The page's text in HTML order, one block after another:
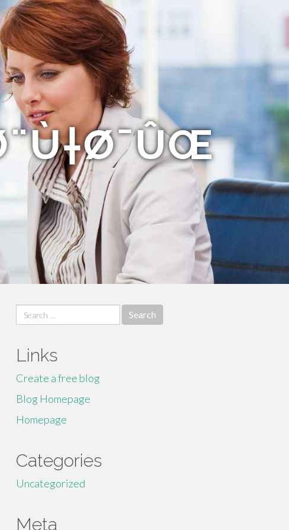
Search
for:
Links
Create a free blog
Blog Homepage
Homepage
Categories
Uncategorized
Meta